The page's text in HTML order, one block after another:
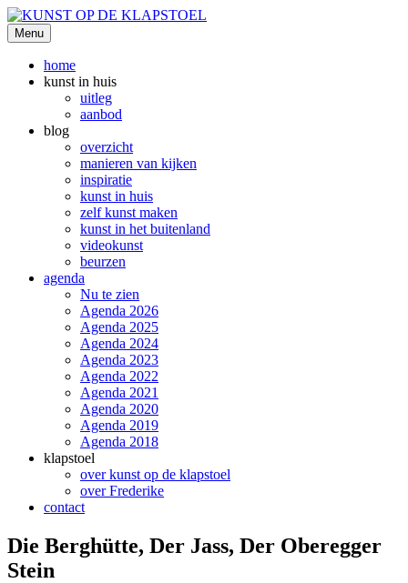
Ga
naar
de
inhoud
KUNST OP DE KLAPSTOEL
Menu
home
kunst in huis
uitleg
aanbod
blog
overzicht
manieren van kijken
inspiratie
kunst in huis
zelf kunst maken
kunst in het buitenland
videokunst
beurzen
agenda
Nu te zien
Agenda 2026
Agenda 2025
Agenda 2024
Agenda 2023
Agenda 2022
Agenda 2021
Agenda 2020
Agenda 2019
Agenda 2018
klapstoel
over kunst op de klapstoel
over Frederike
contact
Die Berghütte, Der Jass, Der Oberegger
Stein